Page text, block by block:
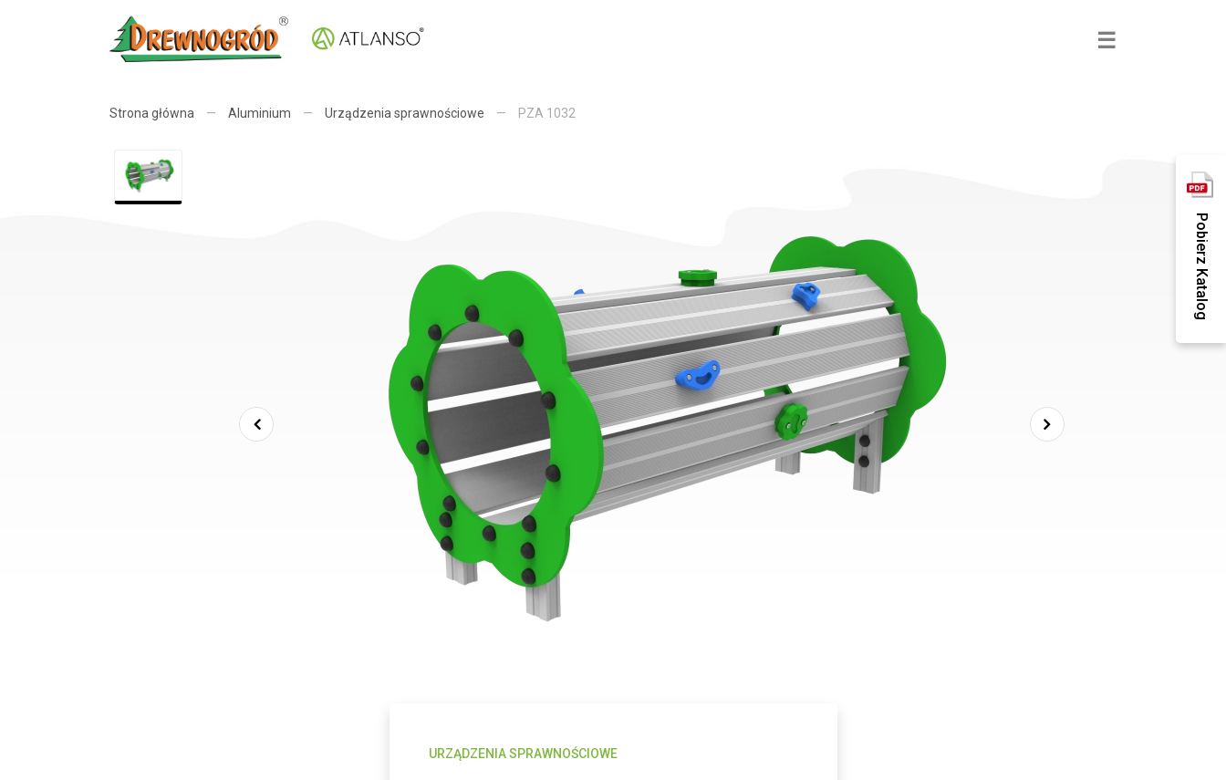
☰
Pobierz Katalog
Strona główna — Aluminium — Urządzenia sprawnościowe — PZA 1032
URZĄDZENIA SPRAWNOŚCIOWE